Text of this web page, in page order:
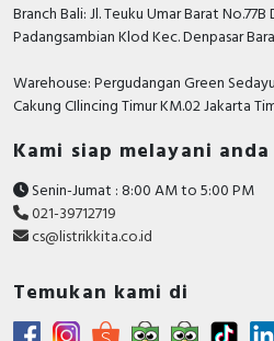
Branch Bali: Jl. Teuku Umar Barat
Padangsambian Klod Kec. Denpasar
Warehouse: Pergudangan Green
Cakung CIlincing Timur KM.02 Jakarta
Kami siap melayani anda
Senin-Jumat : 8:00 AM to 5:00 PM
021-39712719
cs@listrikkita.co.id
Temukan kami di